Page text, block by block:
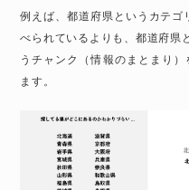
例えば、都道府県というカテ
べられているよりも、都道府県
うチャンク（情報のまとまり
ます。